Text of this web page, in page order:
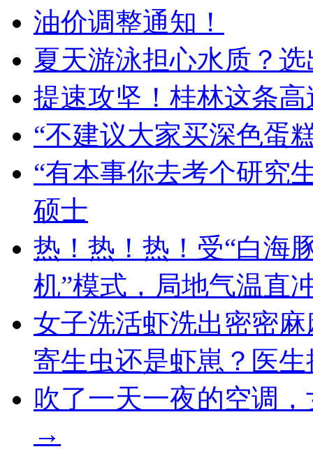
油价调整通知！
夏天游泳担心水质？
提速攻坚！桂林这条
“不建议大家买深色蛋
“有本事你去考个研究
硕士
热！热！热！受“白海
机”模式，局地气温直
女子洗活虾洗出密密
寄生虫还是虾崽？医
吹了一天一夜的空调
→